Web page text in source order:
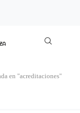
en "acreditaciones"